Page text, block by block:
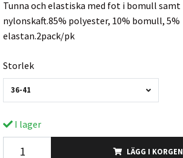
Tunna och elastiska med fot i bomull samt
nylonskaft.85% polyester, 10% bomull, 5%
elastan.2pack/pk
Storlek
36-41
I lager
LÄGG I KORGEN